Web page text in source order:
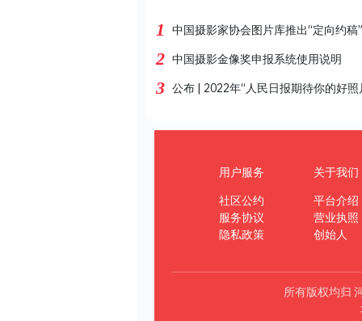
1 中国摄影家协会图片库推出“定向约稿
2 中国摄影金像奖申报系统使用说明
3 公布 | 2022年“人民日报期待你的好
用户服务
社区公约
服务协议
隐私政策
关于我们
平台介绍
营业执照
创始人
所有版权均归